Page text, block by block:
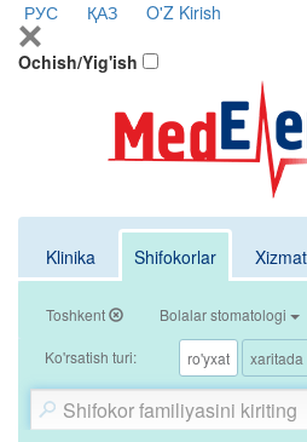
РУС ҚАЗ O'Z Kirish
Ochish/Yig'ish
Klinika Shifokorlar
Toshkent Bolalar stomatologi
Ko'rsatish turi: ro'yxat xaritada